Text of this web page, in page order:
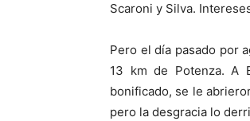
Scaroni y Silva.
Pero el día pasado por
13 km de Potenza. A
bonificado, se le
pero la desgracia lo